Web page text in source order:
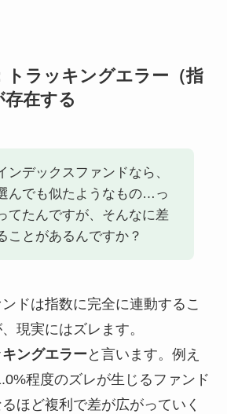
ラッキングエラー（指
在する
ンデックスファンドなら、
んでも似たようなもの…っ
てたんですが、そんなに差
ことがあるんですか？
ドは指数に完全に連動するこ
現実にはズレます。
キングエラー と言います。例え
程度のズレが生じるファンド
ほど複利で差が広がっていく